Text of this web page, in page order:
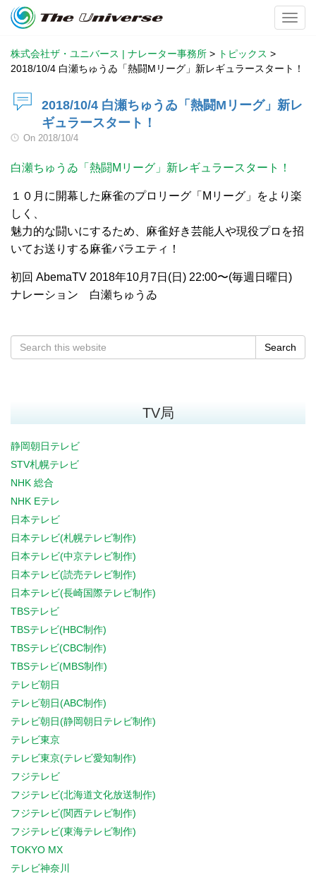
株式会社ザ・ユニバース | ナレーター事務所 > トピックス >
2018/10/4 白瀬ちゅうゐ「熱闘Mリーグ」新レギュラースタート！
2018/10/4 白瀬ちゅうゐ「熱闘Mリーグ」新レ
ギュラースタート！
On 2018/10/4
白瀬ちゅうゐ「熱闘Mリーグ」新レギュラースタート！
１０月に開幕した麻雀のプロリーグ「Mリーグ」をより楽
しく、
魅力的な闘いにするため、麻雀好き芸能人や現役プロを招
いてお送りする麻雀バラエティ！
初回 AbemaTV 2018年10月7日(日) 22:00〜(毎週日曜日)
ナレーション 白瀬ちゅうゐ
Search
TV局
静岡朝日テレビ
STV札幌テレビ
NHK 総合
NHK Eテレ
日本テレビ
日本テレビ(札幌テレビ制作)
日本テレビ(中京テレビ制作)
日本テレビ(読売テレビ制作)
日本テレビ(長崎国際テレビ制作)
TBSテレビ
TBSテレビ(HBC制作)
TBSテレビ(CBC制作)
TBSテレビ(MBS制作)
テレビ朝日
テレビ朝日(ABC制作)
テレビ朝日(静岡朝日テレビ制作)
テレビ東京
テレビ東京(テレビ愛知制作)
フジテレビ
フジテレビ(北海道文化放送制作)
フジテレビ(関西テレビ制作)
フジテレビ(東海テレビ制作)
TOKYO MX
テレビ神奈川